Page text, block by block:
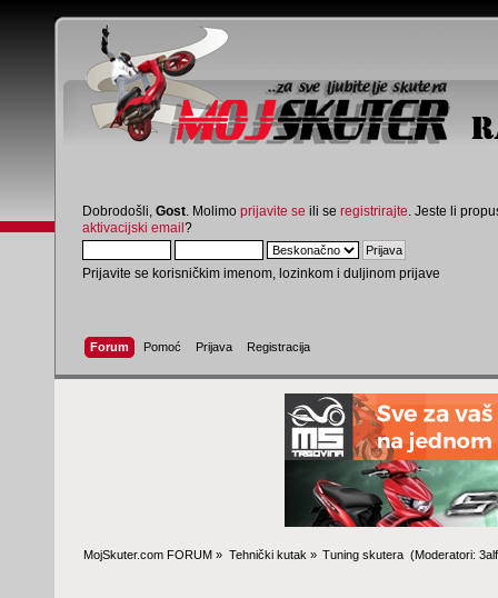
Dobrodošli, Gost . Molimo prijavite se ili se registrirajte . Jeste li
aktivacijski email?
Prijavite se korisničkim imenom, lozinkom i duljinom prijave
Forum Pomoć Prijava Registracija
MojSkuter.com FORUM » Tehnički kutak » Tuning skutera (Moderatori: